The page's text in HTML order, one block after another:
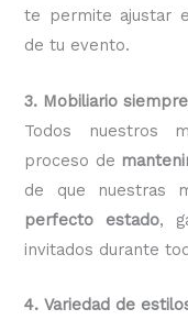
te permite ajustar
de tu evento.
3. Mobiliario
Todos nuestros
proceso de
de que nuestras
perfecto estado,
invitados durante
4. Variedad de